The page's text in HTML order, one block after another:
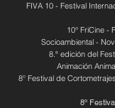
FIVA 10 - Festival
10° FriCine -
Socioambiental -
8.ª edición del
Animación
8º Festival de
8º